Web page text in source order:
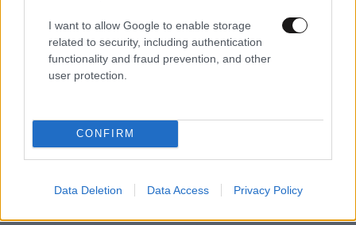
I want to allow Google to enable storage
related to security, including authentication
functionality and fraud prevention, and other
user protection.
CONFIRM
Data Deletion Data Access Privacy Policy
Χρίστος Κούγιας – Η αυστηρή ανακοίνωση για